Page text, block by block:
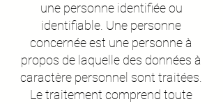
une personne identifiée ou
identifiable. Une personne
concernée est une personne à
propos de laquelle des données à
caractère personnel sont traitées.
Le traitement comprend toute